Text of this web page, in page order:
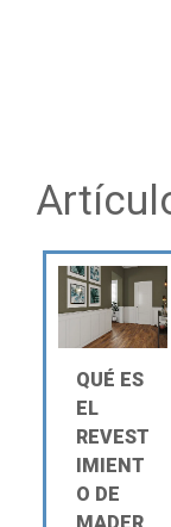
QUÉ ES
EL
REVEST
IMIENT
O DE
MADER